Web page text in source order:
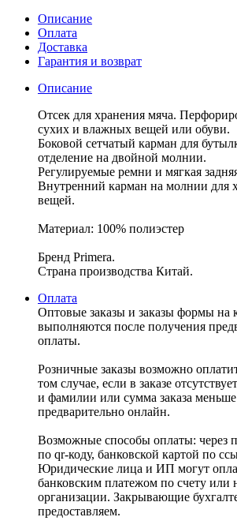
Описание
Оплата
Доставка
Гарантия и возврат
Описание
Отсек для хранения мяча.
сухих и влажных вещей или обуви.
Боковой сетчатый карман для
отделение на двойной молнии.
Регулируемые ремни и мягкая
Внутренний карман на молнии для
вещей.
Материал: 100% полиэстер
Бренд Primera.
Страна производства Китай.
Оплата
Оптовые заказы и заказы формы на
выполняются после получения
оплаты.
Розничные заказы возможно
том случае, если в заказе
и фамилии или сумма заказа
предварительно онлайн.
Возможные способы оплаты: через
по qr-коду, банковской картой по
Юридические лица и ИП могут
банковским платежом по счету или
организации. Закрывающие
предоставляем.